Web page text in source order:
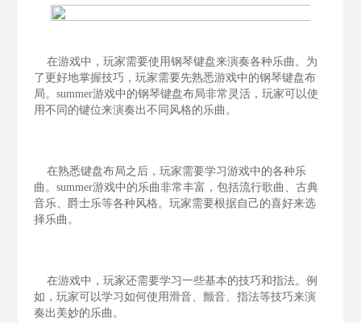
在游戏中，玩家需要使用钢琴键盘来演奏各种乐曲。为
了更好地掌握技巧，玩家需要先熟悉游戏中的钢琴键盘布
局。summer游戏中的钢琴键盘布局非常灵活，玩家可以使
用不同的键位来演奏出不同风格的乐曲。
在熟悉键盘布局之后，玩家需要学习游戏中的各种乐
曲。summer游戏中的乐曲非常丰富，包括流行歌曲、古典
音乐、爵士乐等各种风格。玩家需要根据自己的喜好来选
择乐曲。
在游戏中，玩家还需要学习一些基本的技巧和指法。例
如，玩家可以学习如何使用滑音、颤音、指法等技巧来演
奏出美妙的乐曲。